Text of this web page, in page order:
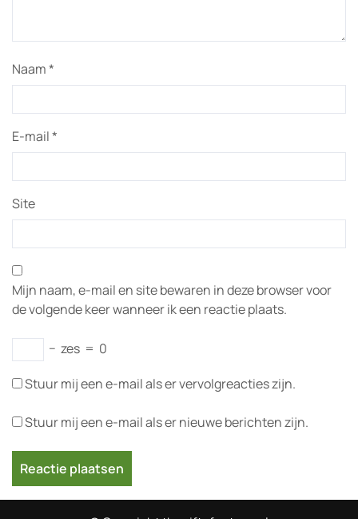
Naam*
E-mail*
Site
Mijn naam, e-mail en site bewaren in deze browser voor
de volgende keer wanneer ik een reactie plaats.
− zes = 0
Stuur mij een e-mail als er vervolgreacties zijn.
Stuur mij een e-mail als er nieuwe berichten zijn.